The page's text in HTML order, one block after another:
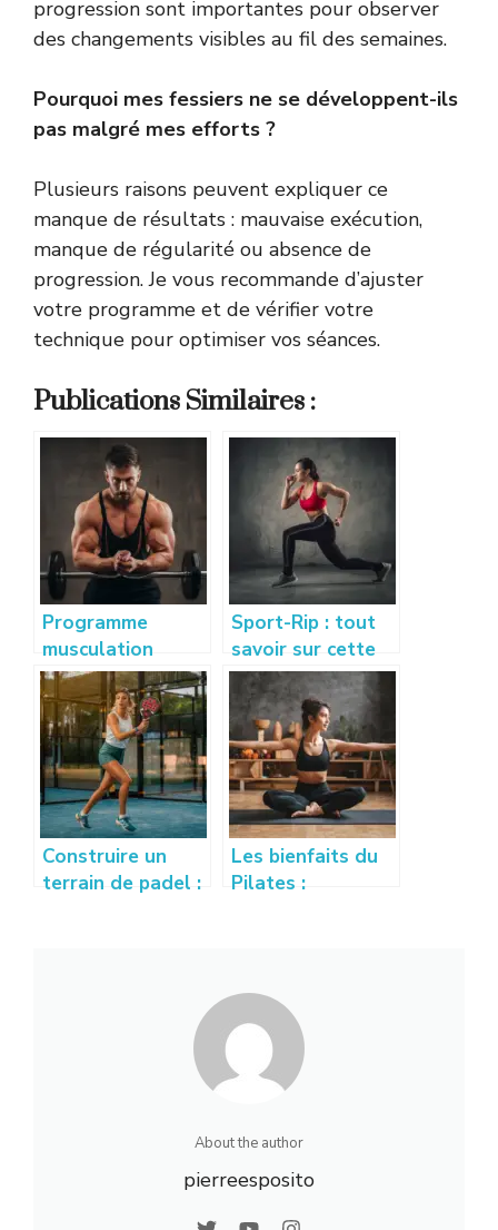
progression sont importantes pour observer
des changements visibles au fil des semaines.
Pourquoi mes fessiers ne se développent-ils
pas malgré mes efforts ?
Plusieurs raisons peuvent expliquer ce
manque de résultats : mauvaise exécution,
manque de régularité ou absence de
progression. Je vous recommande d’ajuster
votre programme et de vérifier votre
technique pour optimiser vos séances.
Publications Similaires :
Programme
musculation
débutant : guide
complet pour se
muscler
efficacement
Sport-Rip : tout
savoir sur cette
nouvelle
tendance sport et
bien-être
Construire un
terrain de padel :
Les bienfaits du
Pilates :
About the author
pierreesposito